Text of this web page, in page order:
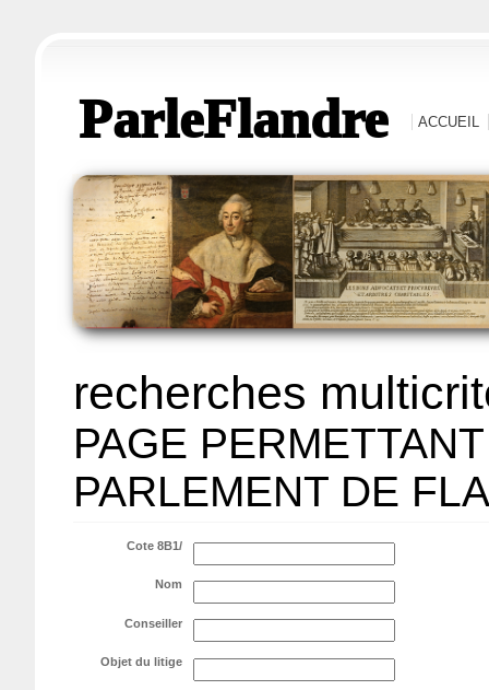
ParleFlandre ACCUEIL
recherches
PAGE
PARLEMENT DE
Cote 8B1/
Nom
Conseiller
Objet du litige